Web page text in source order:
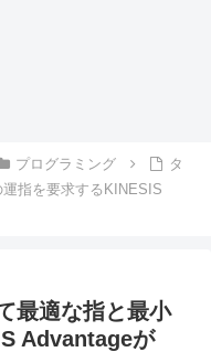
プログラミング
タ
指を要求するKINESIS
最適な指と最小
Advantageが